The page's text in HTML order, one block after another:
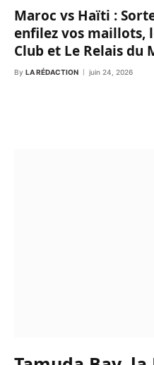
Maroc vs Haïti :
enfilez vos maillots,
Club et Le Relais du
By LA RÉDACTION juin 24, 2026